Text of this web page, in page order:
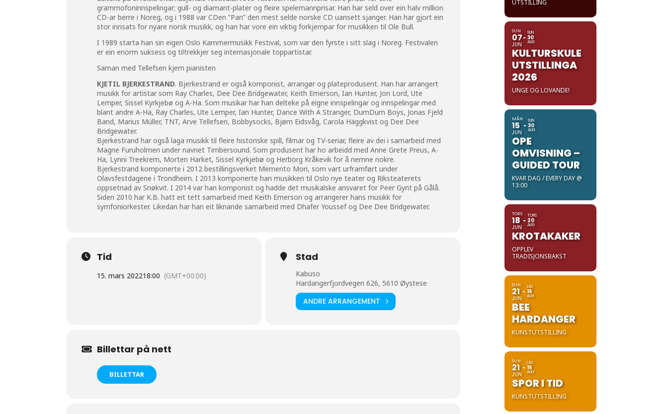
grammofoninnspelingar; gull- og diamant-plater og fleire spelemannprisar. Han har seld over ein halv million
CD-ar berre i Noreg, og i 1988 var CDen ”Pan” den mest selde norske CD uansett sjanger. Han har gjort ein
stor innsats for nyare norsk musikk, og han har vore ein viktig forkjempar for musikken til Ole Bull.
I 1989 starta han sin eigenOslo Kammermusikk Festival, som var den fyrste i sitt slag i Noreg. Festivalen
er ein enorm suksess og tiltrekkjer seg internasjonale toppartistar.
Saman med Tellefsen kjem pianisten
KJETIL BJERKESTRAND. Bjerkestrand er også komponist, arrangør og plateprodusent. Han har arrangert
musikk for artistar som Ray Charles, Dee Dee Bridgewater, Keith Emerson, Ian Hunter, Jon Lord, Ute
Lemper, Sissel Kyrkjebø og A-Ha. Som musikar har han delteke på eigne innspelingar og innspelingar med
blant andre A-Ha, Ray Charles, Ute Lemper, Ian Hunter, Dance With A Stranger, DumDum Boys, Jonas Fjeld
Band, Marius Müller, TNT, Arve Tellefsen, Bobbysocks, Bjørn Eidsvåg, Carola Häggkvist og Dee Dee
Bridgewater.
Bjerkestrand har også laga musikk til fleire historiske spill, filmar og TV-seriar, fleire av dei i samarbeid med
Magne Furuholmen under navnet Timbersound. Som produsent har ho arbeidd med Anne Grete Preus, A-
Ha, Lynni Treekrem, Morten Harket, Sissel Kyrkjebø og Herborg Kråkevik for å nemne nokre.
Bjerkestrand komponerte i 2012 bestillingsverket Memento Mori, som vart urframført under
Olavsfestdagene i Trondheim. I 2013 komponerte han musikken til Oslo nye teater og Riksteaterets
oppsetnad av Snøkvit. I 2014 var han komponist og hadde det musikalske ansvaret for Peer Gynt på Gålå.
Siden 2010 har K.B. hatt eit tett samarbeid med Keith Emerson og arrangerer hans musikk for
symfoniorkester. Likedan har han eit liknande samarbeid med Dhafer Youssef og Dee Dee Bridgewater.
Tid
15. mars 202218:00 (GMT+00:00)
Stad
Kabuso
Hardangerfjordvegen 626, 5610 Øystese
ANDRE ARRANGEMENT
Billettar på nett
BILLETTAR
UTSTILLING
SUN
07
JUN
SUN
30
AUG
KULTURSKULE
UTSTILLINGA
2026
UNGE OG LOVANDE!
MÅN
15
JUN
SUN
30
AUG
OPE
OMVISNING –
GUIDED TOUR
KVAR DAG / EVERY DAY @
13:00
TORS
18
JUN
TORS
20
AUG
KROTAKAKER
OPPLEV
TRADISJONSBAKST
SUN
21
JUN
LAU
15
AUG
BEE
HARDANGER
KUNSTUTSTILLING
SUN
21
JUN
LAU
15
AUG
SPOR I TID
KUNSTUTSTILLING